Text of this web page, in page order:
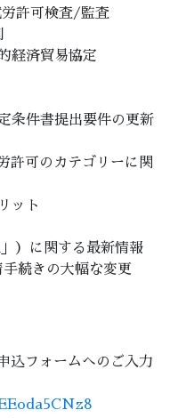
許可検査/監査
経済貿易協定
条件書提出要件の更新
許可のカテゴリーに関
ット
）に関する最新情報
続きの大幅な変更
フォームへのご入力